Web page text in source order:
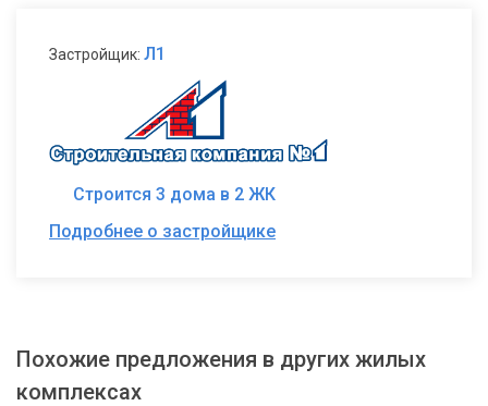
Застройщик: Л1
Строится 3 дома в 2 ЖК
Подробнее о застройщике
Похожие предложения в других жилых
комплексах